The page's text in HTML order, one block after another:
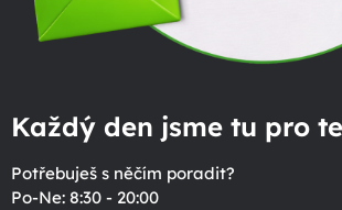
Každý den jsme tu pro
Potřebuješ s něčím poradit?
Po-Ne: 8:30 - 20:00